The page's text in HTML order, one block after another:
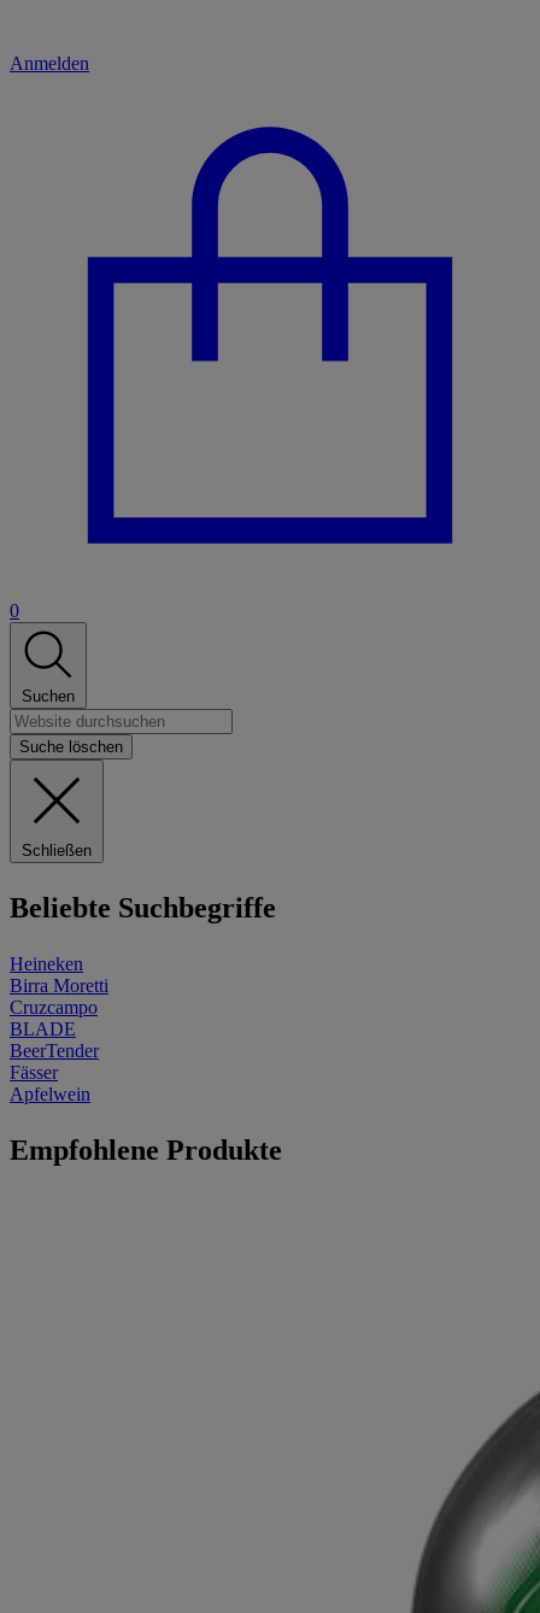
Anmelden
0
Suchen
Suche löschen
Schließen
Beliebte Suchbegriffe
Heineken
Birra Moretti
Cruzcampo
BLADE
BeerTender
Fässer
Apfelwein
Empfohlene Produkte